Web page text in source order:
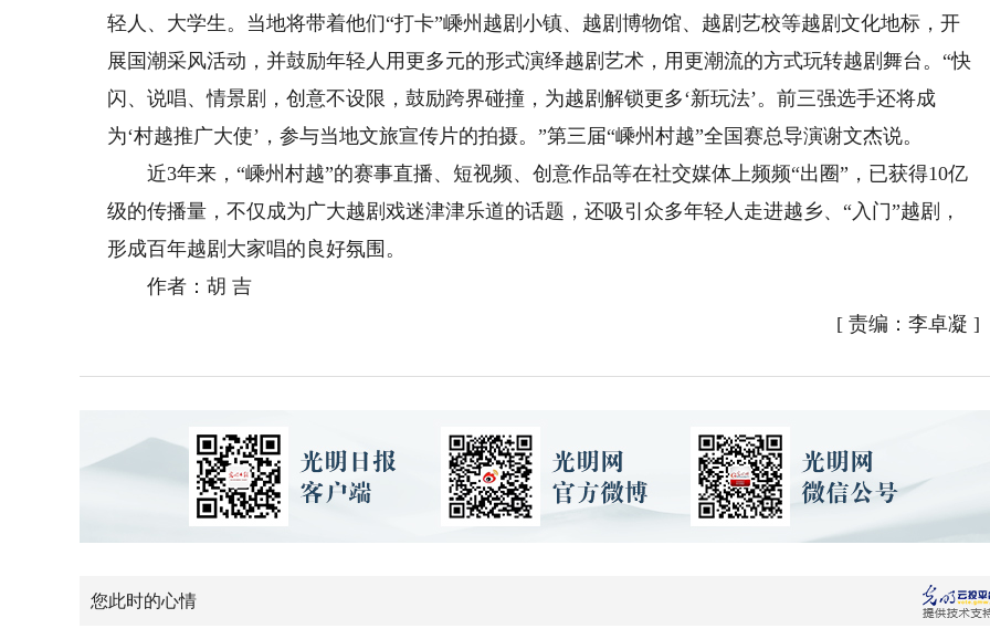
轻人、大学生。当地将带着他们“打卡”嵊州越剧小镇、越剧博物馆、越剧艺校等越剧文化地标，开
展国潮采风活动，并鼓励年轻人用更多元的形式演绎越剧艺术，用更潮流的方式玩转越剧舞台。“快
闪、说唱、情景剧，创意不设限，鼓励跨界碰撞，为越剧解锁更多‘新玩法’。前三强选手还将成
为‘村越推广大使’，参与当地文旅宣传片的拍摄。”第三届“嵊州村越”全国赛总导演谢文杰说。
近3年来，“嵊州村越”的赛事直播、短视频、创意作品等在社交媒体上频频“出圈”，已获得10亿
级的传播量，不仅成为广大越剧戏迷津津乐道的话题，还吸引众多年轻人走进越乡、“入门”越剧，
形成百年越剧大家唱的良好氛围。
作者：胡 吉
[ 责编：李卓凝 ]
您此时的心情